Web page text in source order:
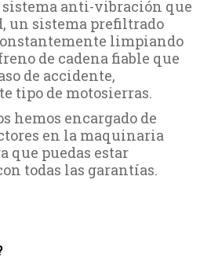
anti-vibración que
un sistema prefiltrado
limpiando
de cadena fiable que
de accidente,
tipo de motosierras.
hemos encargado de
en la maquinaria
que puedas estar
todas las garantías.